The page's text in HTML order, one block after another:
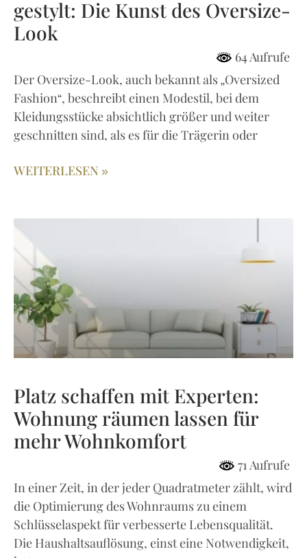
gestylt: Die Kunst des Oversize-
Look
64 Aufrufe
Der Oversize-Look, auch bekannt als „Oversized
Fashion“, beschreibt einen Modestil, bei dem
Kleidungsstücke absichtlich größer und weiter
geschnitten sind, als es für die Trägerin oder
WEITERLESEN »
Platz schaffen mit Experten:
Wohnung räumen lassen für
mehr Wohnkomfort
71 Aufrufe
In einer Zeit, in der jeder Quadratmeter zählt, wird
die Optimierung des Wohnraums zu einem
Schlüsselaspekt für verbesserte Lebensqualität.
Die Haushaltsauflösung, einst eine Notwendigkeit,